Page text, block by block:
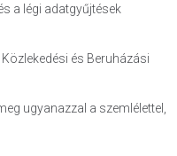
a légi adatgyűjtések
és Beruházási
ugyanazzal a szemlélettel,